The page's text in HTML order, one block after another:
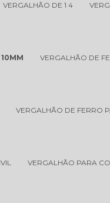
VERGALHÃO DE 1 4
VERGALHÃO DE
VERGALHÃO DE FERRO
VERGALHÃO PARA